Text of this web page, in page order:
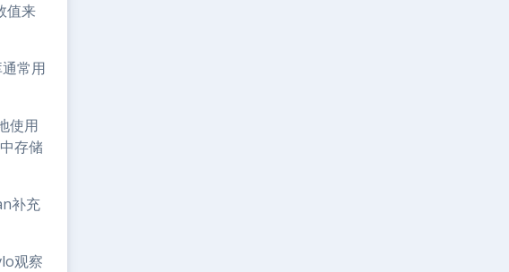
值来
常用
使用
存储
补充
观察